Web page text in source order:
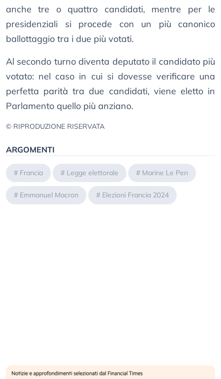
anche tre o quattro candidati, mentre per le
presidenziali si procede con un più canonico
ballottaggio tra i due più votati.
Al secondo turno diventa deputato il candidato più
votato: nel caso in cui si dovesse verificare una
perfetta parità tra due candidati, viene eletto in
Parlamento quello più anziano.
© RIPRODUZIONE RISERVATA
ARGOMENTI
# Francia # Legge elettorale # Marine Le Pen
# Emmanuel Macron # Elezioni Francia 2024